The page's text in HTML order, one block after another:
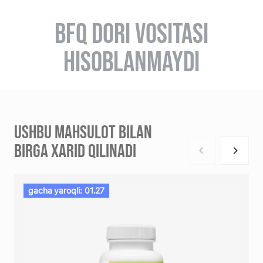
BFQ DORI VOSITASI
HISOBLANMAYDI
USHBU MAHSULOT BILAN
BIRGA XARID QILINADI
gacha yaroqli: 01.27